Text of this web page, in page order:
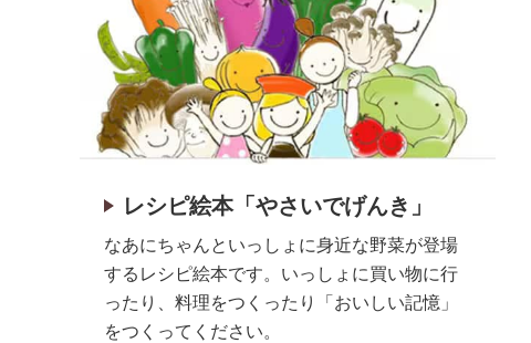
レシピ絵本「やさいでげんき」
なあにちゃんといっしょに身近な野菜が登場
するレシピ絵本です。いっしょに買い物に行
ったり、料理をつくったり「おいしい記憶」
をつくってください。